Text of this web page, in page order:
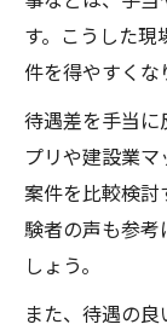
す。こうした
件を得やすくな
待遇差を手当
プリや建設業
案件を比較検討
験者の声も参
しょう。
また、待遇の